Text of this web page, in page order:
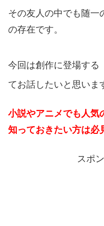
その友人の中でも随一
の存在です。
今回は創作に登場する
てお話したいと思いま
小説やアニメでも人気
知っておきたい方は必
スポ